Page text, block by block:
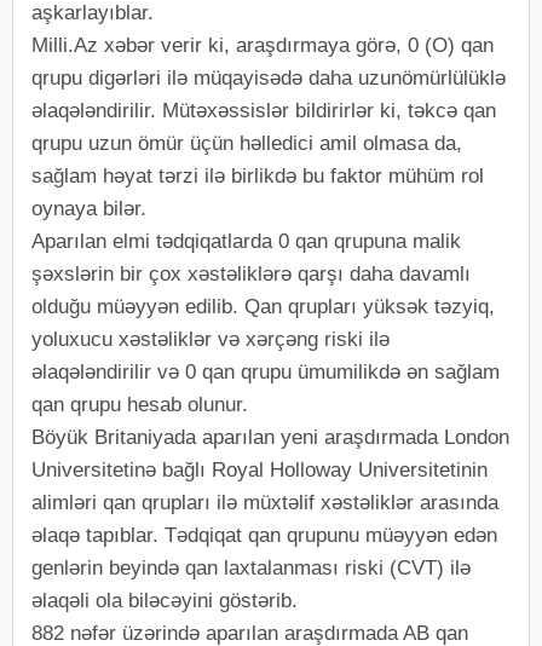
aşkarlayıblar.
Milli.Az xəbər verir ki, araşdırmaya görə, 0 (O) qan
qrupu digərləri ilə müqayisədə daha uzunömürlülüklə
əlaqələndirilir. Mütəxəssislər bildirirlər ki, təkcə qan
qrupu uzun ömür üçün həlledici amil olmasa da,
sağlam həyat tərzi ilə birlikdə bu faktor mühüm rol
oynaya bilər.
Aparılan elmi tədqiqatlarda 0 qan qrupuna malik
şəxslərin bir çox xəstəliklərə qarşı daha davamlı
olduğu müəyyən edilib. Qan qrupları yüksək təzyiq,
yoluxucu xəstəliklər və xərçəng riski ilə
əlaqələndirilir və 0 qan qrupu ümumilikdə ən sağlam
qan qrupu hesab olunur.
Böyük Britaniyada aparılan yeni araşdırmada London
Universitetinə bağlı Royal Holloway Universitetinin
alimləri qan qrupları ilə müxtəlif xəstəliklər arasında
əlaqə tapıblar. Tədqiqat qan qrupunu müəyyən edən
genlərin beyində qan laxtalanması riski (CVT) ilə
əlaqəli ola biləcəyini göstərib.
882 nəfər üzərində aparılan araşdırmada AB qan